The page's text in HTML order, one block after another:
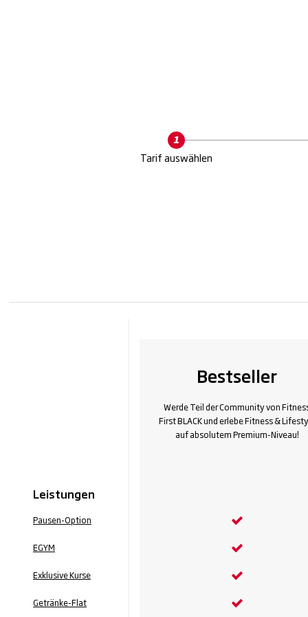
Current
Tarif auswählen
Leistungen
Pausen-Option
EGYM
Exklusive Kurse
Getränke-Flat
Bestseller
Werde Teil der Community von
First BLACK und erlebe Fitness &
auf absolutem Premium-Niveau!